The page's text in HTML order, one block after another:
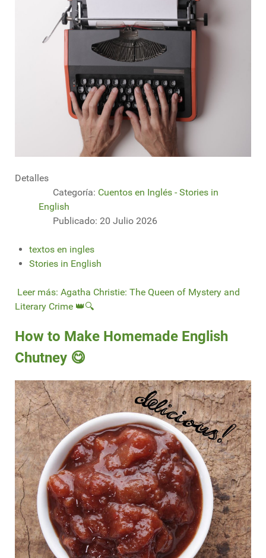
Detalles
Categoría: Cuentos en Inglés - Stories in
English
Publicado: 20 Julio 2026
textos en ingles
Stories in English
Leer más: Agatha Christie: The Queen of Mystery and
Literary Crime 👑🔍
How to Make Homemade English
Chutney 😋